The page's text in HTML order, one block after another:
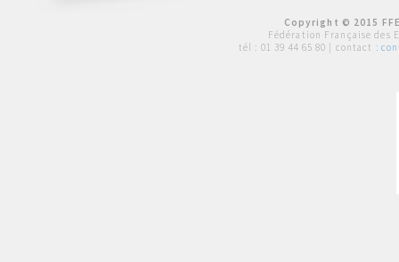
Copyright © 2015
Fédération Française des
tél : 01 39 44 65 80 | contact :